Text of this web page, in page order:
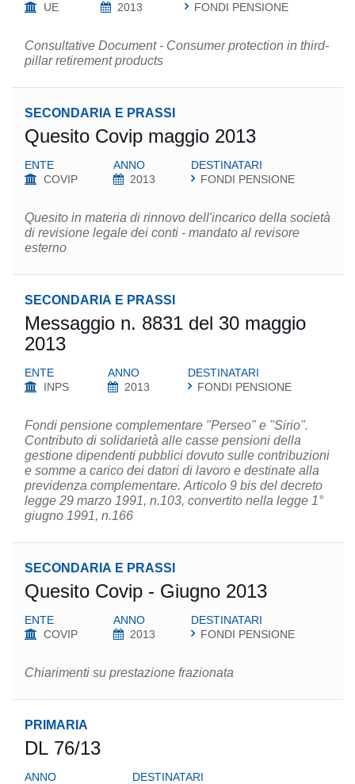
UE
2013
FONDI PENSIONE
Consultative Document - Consumer protection in third-
pillar retirement products
SECONDARIA E PRASSI
Quesito Covip maggio 2013
ENTE
COVIP
ANNO
2013
DESTINATARI
FONDI PENSIONE
Quesito in materia di rinnovo dell'incarico della società
di revisione legale dei conti - mandato al revisore
esterno
SECONDARIA E PRASSI
Messaggio n. 8831 del 30 maggio
2013
ENTE
INPS
ANNO
2013
DESTINATARI
FONDI PENSIONE
Fondi pensione complementare "Perseo" e "Sirio".
Contributo di solidarietà alle casse pensioni della
gestione dipendenti pubblici dovuto sulle contribuzioni
e somme a carico dei datori di lavoro e destinate alla
previdenza complementare. Articolo 9 bis del decreto
legge 29 marzo 1991, n.103, convertito nella legge 1°
giugno 1991, n.166
SECONDARIA E PRASSI
Quesito Covip - Giugno 2013
ENTE
COVIP
ANNO
2013
DESTINATARI
FONDI PENSIONE
Chiarimenti su prestazione frazionata
PRIMARIA
DL 76/13
ANNO
DESTINATARI